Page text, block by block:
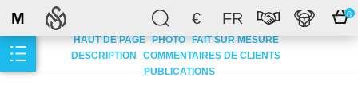
€ FR 0
M
HAUT DE PAGE PHOTO FAIT SUR MESURE
DESCRIPTION
COMMENTAIRES DE CLIENTS
PUBLICATIONS